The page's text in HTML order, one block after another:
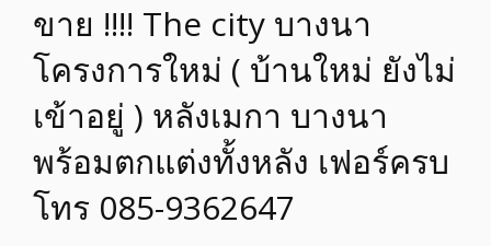
อสังหา ของมือสอง รถยนต์ สินค้าและ
บริการ
ขาย !!!! The city บางนา
โครงการใหม่ ( บ้านใหม่ ยังไม่
เข้าอยู่ ) หลังเมกา บางนา
พร้อมตกแต่งทั้งหลัง เฟอร์ครบ
โทร 085-9362647